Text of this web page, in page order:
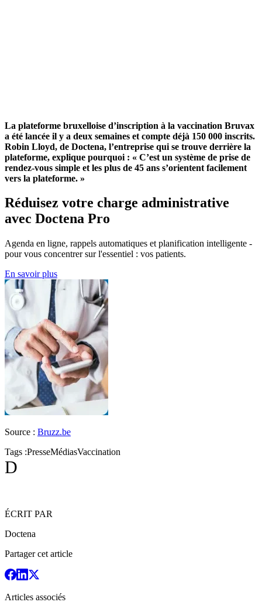
La plateforme bruxelloise d’inscription à la vaccination Bruvax
a été lancée il y a deux semaines et compte déjà 150 000 inscrits.
Robin Lloyd, de Doctena, l’entreprise qui se trouve derrière la
plateforme, explique pourquoi : « C’est un système de prise de
rendez-vous simple et les plus de 45 ans s’orientent facilement
vers la plateforme. »
Réduisez votre charge administrative
avec Doctena Pro
Agenda en ligne, rappels automatiques et planification intelligente -
pour vous concentrer sur l'essentiel : vos patients.
En savoir plus
Source : Bruzz.be
Tags :PresseMédiasVaccination
D
ÉCRIT PAR
Doctena
Partager cet article
Articles associés